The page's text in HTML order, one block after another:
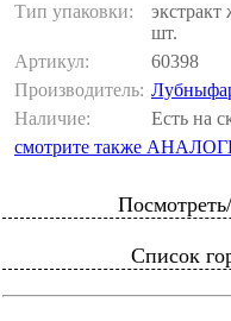
Тип упаковки:
шт.
Артикул:
60398
Производитель:
Наличие:
Есть на
смотрите также
Список